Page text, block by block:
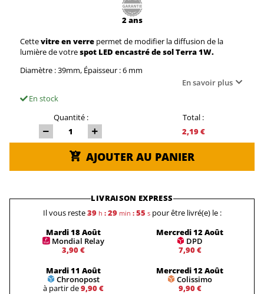
2 ans
Cettevitre en verre permet de modifier la diffusion de la
lumière de votrespot LED encastré de sol Terra 1W.
Diamètre : 39mm, Épaisseur : 6 mm
En savoir plus
En stock
Quantité :
Total :
2,19 €
AJOUTER AU PANIER
LIVRAISON EXPRESS
Il vous reste39h : 29min : 55 s pour être livré(e) le :
Mardi 18 Août
Mondial Relay
3,90 €
Mercredi 12 Août
DPD
7,90 €
Mardi 11 Août
Chronopost
à partir de9,90 €
Mercredi 12 Août
Colissimo
9,90 €